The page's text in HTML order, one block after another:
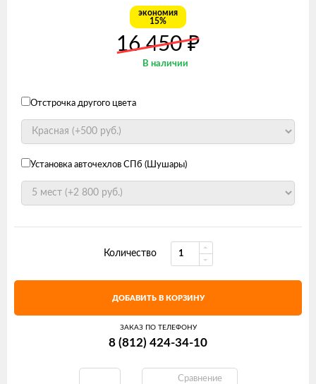
экономия
15%
16 450₽
В наличии
Отстрочка другого цвета
Установка авточехлов СПб (Шушары)
Количество
ДОБАВИТЬ В КОРЗИНУ
ЗАКАЗ ПО ТЕЛЕФОНУ
8 (812) 424-34-10
Сравнение